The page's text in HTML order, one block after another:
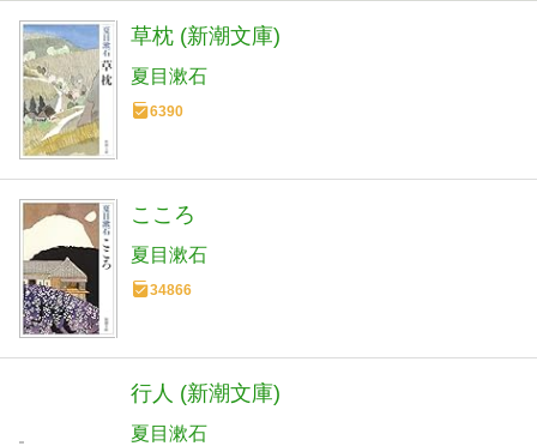
草枕 (新潮文庫)
夏目漱石
6390
こころ
夏目漱石
34866
行人 (新潮文庫)
夏目漱石